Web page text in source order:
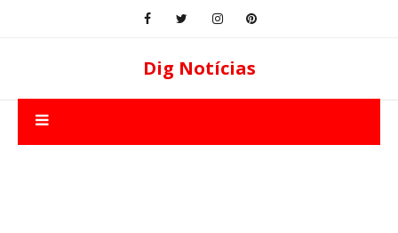
Dig Notícias